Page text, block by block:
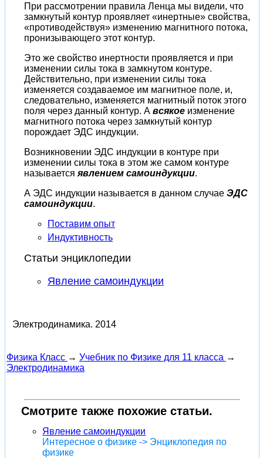
При рассмотрении правила Ленца мы видели, что
замкнутый контур проявляет «инертные» свойства,
«противодействуя» изменению магнитного потока,
пронизывающего этот контур.
Это же свойство инертности проявляется и при
изменении силы тока в замкнутом контуре.
Действительно, при изменении силы тока
изменяется создаваемое им магнитное поле, и,
следовательно, изменяется магнитный поток этого
поля через данный контур. А всякое изменение
магнитного потока через замкнутый контур
порождает ЭДС индукции.
Возникновении ЭДС индукции в контуре при
изменении силы тока в этом же самом контуре
называется явлением самоиндукции.
А ЭДС индукции называется в данном случае ЭДС
самоиндукции.
Поставим опыт
Индуктивность
Статьи энциклопедии
Явление самоиндукции
Электродинамика. 2014
Физика Класс → Учебник по Физике для 11 класса →
Электродинамика
Смотрите также похожие статьи.
Явление самоиндукции
Интересное о физике -> Энциклопедия по
физике